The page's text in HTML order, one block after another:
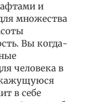
и
множества
Вы когда-
человека в
кажущуюся
в себе